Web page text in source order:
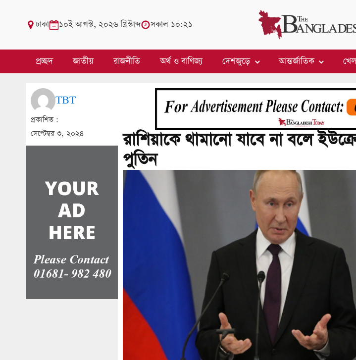
ঢাকা ১০ই আগস্ট, ২০২৬ খ্রিস্টাব্দ সকাল ১০:২১
প্রচ্ছদ জাতীয় রাজনীতি অর্থ ও বাণিজ্য দেশজুড়ে আন্তর্জাতিক
TBT
প্রকাশিত :
সেপ্টেম্বর ৩, ২০২৪
রাশিয়াকে থামানো যাবে না বলে
পুতিন